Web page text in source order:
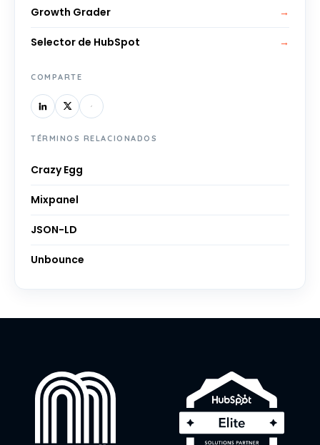
Growth Grader →
Selector de HubSpot →
COMPARTE
TÉRMINOS RELACIONADOS
Crazy Egg
Mixpanel
JSON-LD
Unbounce